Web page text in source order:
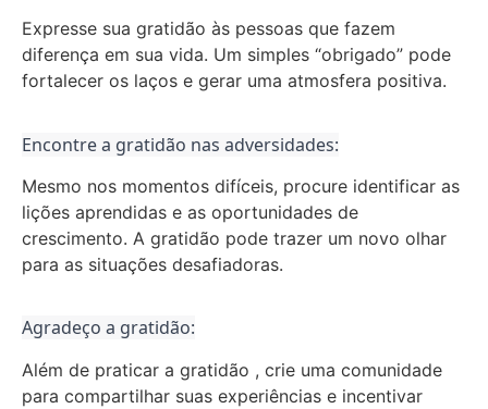
Expresse sua gratidão às pessoas que fazem
diferença em sua vida. Um simples “obrigado” pode
fortalecer os laços e gerar uma atmosfera positiva.
Encontre a gratidão nas adversidades:
Mesmo nos momentos difíceis, procure identificar as
lições aprendidas e as oportunidades de
crescimento. A gratidão pode trazer um novo olhar
para as situações desafiadoras.
Agradeço a gratidão:
Além de praticar a gratidão , crie uma comunidade
para compartilhar suas experiências e incentivar